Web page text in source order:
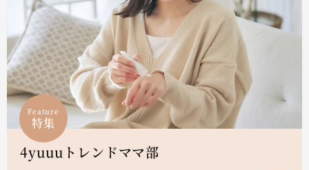
Feature
特集
4yuuuトレンドママ部